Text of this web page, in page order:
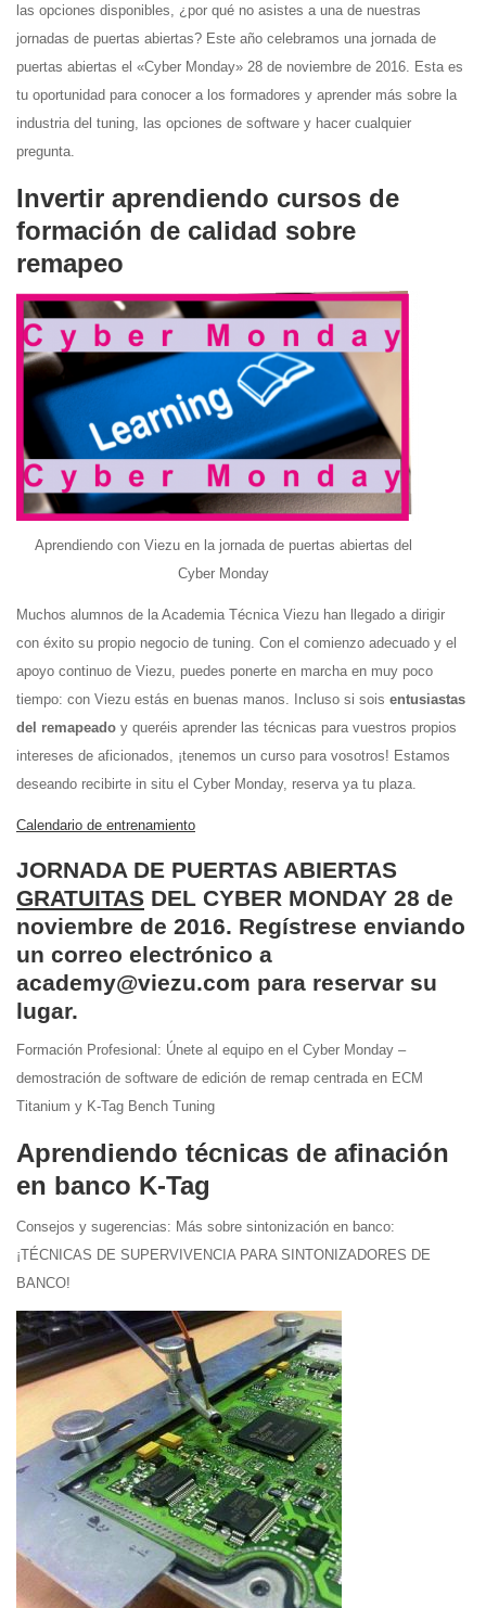
las opciones disponibles, ¿por qué no asistes a una de nuestras
jornadas de puertas abiertas? Este año celebramos una jornada de
puertas abiertas el «Cyber Monday» 28 de noviembre de 2016. Esta es
tu oportunidad para conocer a los formadores y aprender más sobre la
industria del tuning, las opciones de software y hacer cualquier
pregunta.
Invertir aprendiendo cursos de
formación de calidad sobre
remapeo
Aprendiendo con Viezu en la jornada de puertas abiertas del
Cyber Monday
Muchos alumnos de la Academia Técnica Viezu han llegado a dirigir
con éxito su propio negocio de tuning. Con el comienzo adecuado y el
apoyo continuo de Viezu, puedes ponerte en marcha en muy poco
tiempo: con Viezu estás en buenas manos. Incluso si sois entusiastas
del remapeado y queréis aprender las técnicas para vuestros propios
intereses de aficionados, ¡tenemos un curso para vosotros! Estamos
deseando recibirte in situ el Cyber Monday, reserva ya tu plaza.
Calendario de entrenamiento
JORNADA DE PUERTAS ABIERTAS
GRATUITAS DEL CYBER MONDAY 28 de
noviembre de 2016. Regístrese enviando
un correo electrónico a
academy@viezu.com para reservar su
lugar.
Formación Profesional: Únete al equipo en el Cyber Monday –
demostración de software de edición de remap centrada en ECM
Titanium y K-Tag Bench Tuning
Aprendiendo técnicas de afinación
en banco K-Tag
Consejos y sugerencias: Más sobre sintonización en banco:
¡TÉCNICAS DE SUPERVIVENCIA PARA SINTONIZADORES DE
BANCO!